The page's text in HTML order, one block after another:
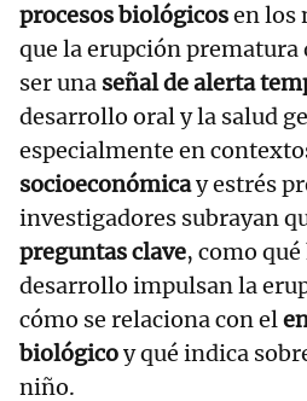
procesos biológicosen los
que la erupción prematura
ser una señal de alerta
desarrollo oral y la salud
especialmente en
socioeconómicay estrés
investigadores subrayan
preguntas clave, como
desarrollo impulsan la
cómo se relaciona con el
biológicoy qué indica
niño.